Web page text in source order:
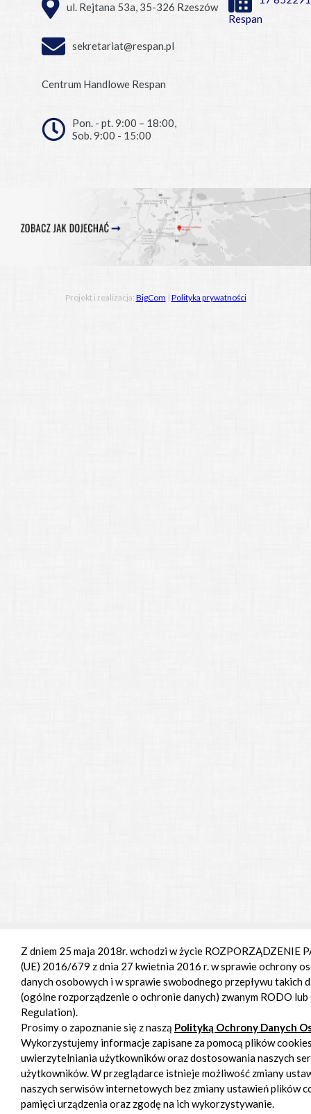
ul. Rejtana 53a, 35-326 Rzeszów
Respan
sekretariat@respan.pl
Centrum Handlowe Respan
Pon. - pt. 9:00 – 18:00,
Sob. 9:00 - 15:00
Projekt i realizacja: BigCom | Polityka prywatności
Z dniem 25 maja 2018r. wchodzi w życie ROZPORZĄDZENIE
(UE) 2016/679 z dnia 27 kwietnia 2016 r. w sprawie ochrony
danych osobowych i w sprawie swobodnego przepływu
(ogólne rozporządzenie o ochronie danych) zwanym RODO
Regulation).
Prosimy o zapoznanie się z naszą Polityką Ochrony Danych
Wykorzystujemy informacje zapisane za pomocą plików
uwierzytelniania użytkowników oraz dostosowania naszych
użytkowników. W przeglądarce istnieje możliwość zmiany
naszych serwisów internetowych bez zmiany ustawień plików
pamięci urządzenia oraz zgodę na ich wykorzystywanie.